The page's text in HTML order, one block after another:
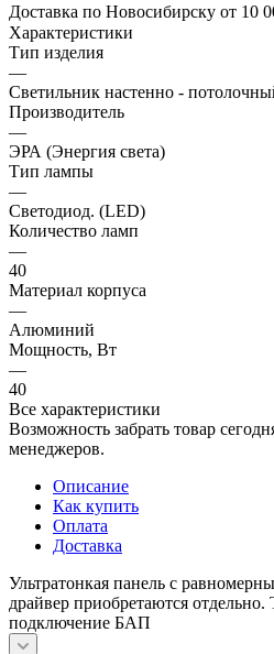
Доставка по Новосибирску от 10
Характеристики
Тип изделия
—
Светильник настенно -
Производитель
—
ЭРА (Энергия света)
Тип лампы
—
Светодиод. (LED)
Количество ламп
—
40
Материал корпуса
—
Алюминий
Мощность, Вт
—
40
Все характеристики
Возможность забрать товар
менеджеров.
Описание
Как купить
Оплата
Доставка
Ультратонкая панель с
драйвер приобретаются
подключение БАП